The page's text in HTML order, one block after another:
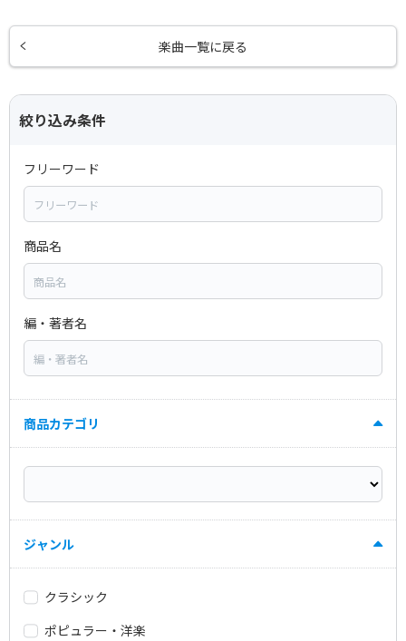
楽曲一覧に戻る
絞り込み条件
フリーワード
商品名
編・著者名
商品カテゴリ
ジャンル
クラシック
ポピュラー・洋楽